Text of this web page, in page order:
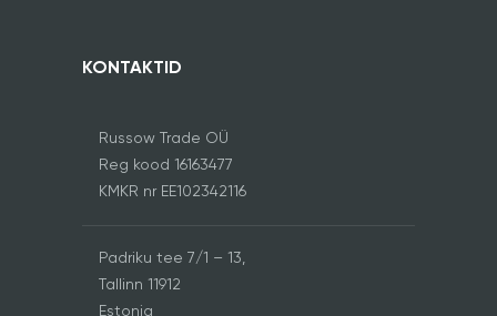
KONTAKTID
Russow Trade OÜ
Reg kood 16163477
KMKR nr EE102342116
Padriku tee 7/1 – 13,
Tallinn 11912
Estonia